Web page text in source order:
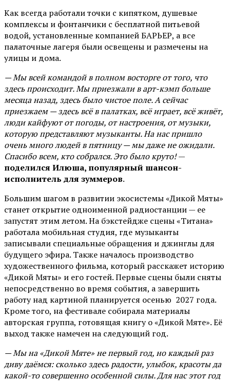
Как всегда работали точки с кипятком, душевые
комплексы и фонтанчики с бесплатной питьевой
водой, установленные компанией БАРЬЕР, а все
палаточные лагеря были освещены и размечены на
улицы и дома.
— Мы всей командой в полном восторге от того, что
здесь происходит. Мы приезжали в арт-кэмп больше
месяца назад, здесь было чистое поле. А сейчас
приезжаем — здесь всё в палатках, всё играет, всё живёт,
люди кайфуют от погоды, от настроения, от музыки,
которую представляют музыканты. На нас пришло
очень много людей в пятницу — мы даже не ожидали.
Спасибо всем, кто собрался. Это было круто!—
поделился Илюша, популярный шансон-
исполнитель для зуммеров.
Большим шагом в развитии экосистемы «Дикой Мяты»
станет открытие одноименной радиостанции — ее
запустят этим летом. На бэкстейдже сцены «Титана»
работала мобильная студия, где музыканты
записывали специальные обращения и джинглы для
будущего эфира. Также началось производство
художественного фильма, который расскажет историю
«Дикой Мяты» и его гостей. Первые сцены были сняты
непосредственно во время события, а завершить
работу над картиной планируется осенью 2027 года.
Кроме того, на фестивале собирала материалы
авторская группа, готовящая книгу о «Дикой Мяте». Её
выход также намечен на следующий год.
— Мы на «Дикой Мяте» не первый год, но каждый раз
диву даёмся: сколько здесь радости, улыбок, красоты да
какой-то совершенно особенной силы. Для нас этот год